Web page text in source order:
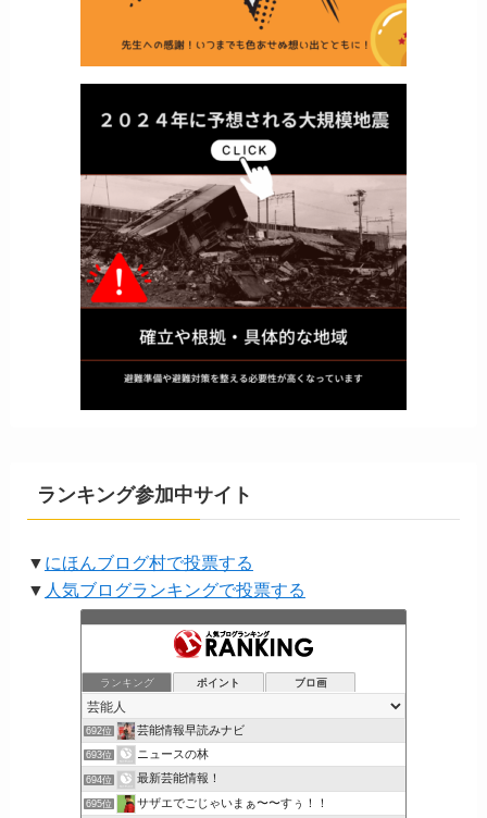
ランキング参加中サイト
▼ にほんブログ村で投票する
▼ 人気ブログランキングで投票する
ランキング ポイント ブロ画
692位 芸能情報早読みナビ
693位 ニュースの林
694位 最新芸能情報！
695位 サザエでごじゃいまぁ〜〜すぅ！！